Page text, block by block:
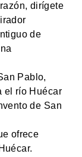
dirígete
de
Pablo,
el río Huécar
de San
ofrece